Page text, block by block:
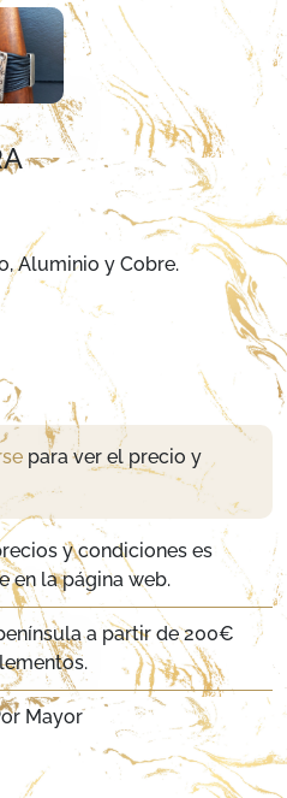
Aluminio y Cobre.
para ver el precio y
y condiciones es
en la página web.
a partir de 200€
Mayor